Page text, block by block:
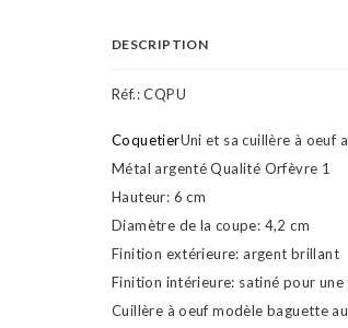
DESCRIPTION
Réf.:CQPU
CoquetierUni et sa cuillère à oeuf
Métal argenté Qualité Orfèvre 1
Hauteur: 6 cm
Diamètre de la coupe: 4,2 cm
Finition extérieure: argent brillant
Finition intérieure: satiné pour
Cuillère à oeuf modèle baguette